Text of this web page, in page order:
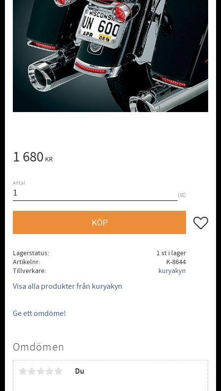
1 680 KR
Antal
st
KÖP Lägg
Lagerstatus
1 st i lager
Artikelnr
K-8644
Tillverkare
kuryakyn
Visa alla produkter från kuryakyn
Ge ett omdöme!
Omdömen
Du